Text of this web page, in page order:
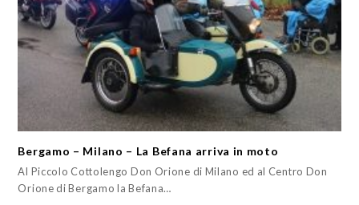
Bergamo – Milano – La Befana arriva in moto
Al Piccolo Cottolengo Don Orione di Milano ed al Centro Don
Orione di Bergamo la Befana…